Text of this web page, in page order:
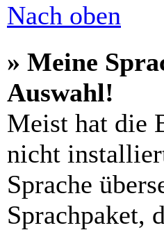
Nach oben
» Meine
Auswahl!
Meist hat die
nicht
Sprache
Sprachpaket,